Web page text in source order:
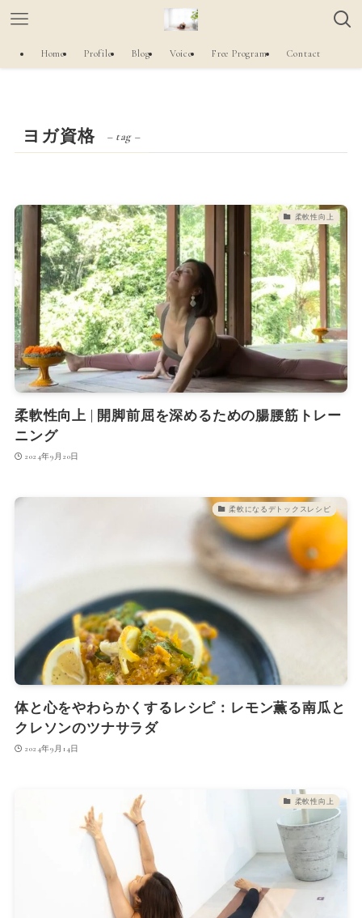
Home Profile Blog Voice Free Program Contact
ヨガ資格 – tag –
柔軟性向上
柔軟性向上 | 開脚前屈を深めるための腸腰筋トレー
ニング
2024年9月20日
柔軟になるデトックスレシピ
体と心をやわらかくするレシピ：レモン薫る南瓜と
クレソンのツナサラダ
2024年9月14日
柔軟性向上